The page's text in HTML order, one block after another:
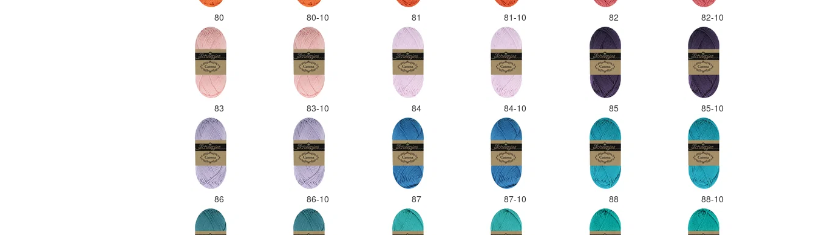
80 80-10 81 81-10 82 82-10
83 83-10 84 84-10 85 85-10
86 86-10 87 87-10 88 88-10